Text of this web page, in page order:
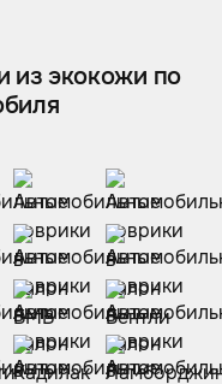
из экокожи по